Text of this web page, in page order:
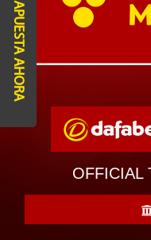
OFFICIAL
APUESTA AHORA